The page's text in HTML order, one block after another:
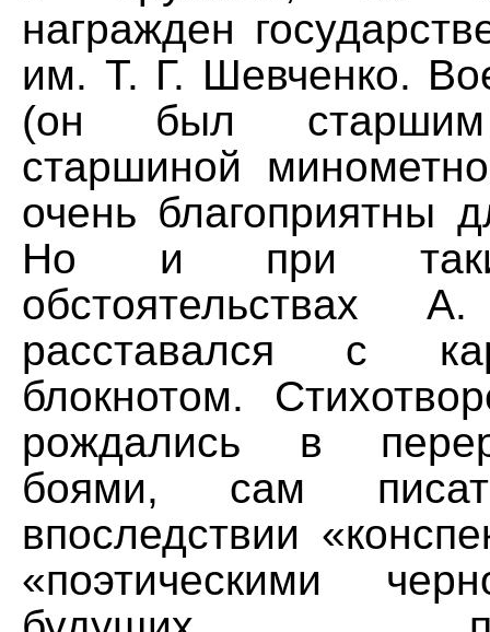
награжден
им. Т. Г. Шевченко.
(он был старшим
старшиной
очень благоприятны
Но и при
обстоятельствах
расставался с
блокнотом.
рождались в
боями, сам
впоследствии
«поэтическими